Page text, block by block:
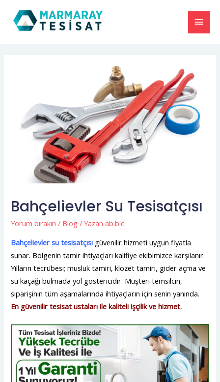
Bahçelievler Su Tesisatçısı
Yorum bırakın / Blog / Yazan ab.blc
Bahçelievler su tesisatçısı güvenilir hizmeti uygun fiyatla
sunar. Bölgenin tamir ihtiyaçları kalifiye ekibimizce karşılanır.
Yılların tecrübesi; musluk tamiri, klozet tamiri, gider açma ve
su kaçağı bulmada yol göstericidir. Müşteri temsilcin,
siparişinin tüm aşamalarında ihtiyaçların için senin yanında.
En güvenilir tesisat ustaları ile kaliteli işçilik ve hizmet.